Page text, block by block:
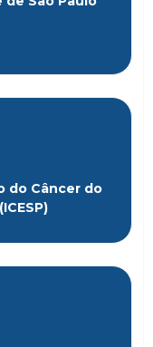
do Câncer do